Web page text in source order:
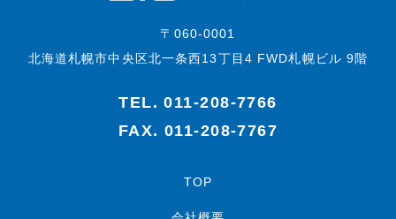
〒060-0001
北海道札幌市中央区北一条西13丁目4 FWD札幌ビル 9階
TEL.011-208-7766
FAX. 011-208-7767
TOP